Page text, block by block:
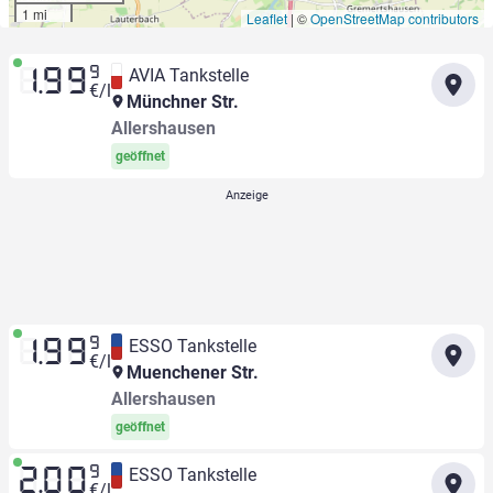
1 mi
Leaflet | ©OpenStreetMap contributors
1.99 9
€/l
AVIA Tankstelle
Münchner Str.
Allershausen
geöffnet
1.99 9
€/l
ESSO Tankstelle
Muenchener Str.
Allershausen
geöffnet
2.00 9
ESSO Tankstelle